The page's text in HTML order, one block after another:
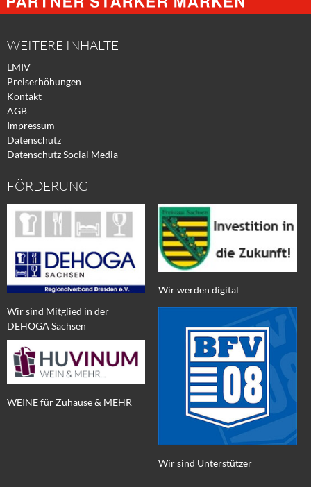
Facebook
Xing Twitter
WEITERE INHALTE
LMIV
Preiserhöhungen
Kontakt
AGB
Impressum
Datenschutz
Datenschutz Social Media
FÖRDERUNG
Wir sind Mitglied in der
DEHOGA Sachsen
WEINE für Zuhause & MEHR
Wir werden digital
Wir sind Unterstützer